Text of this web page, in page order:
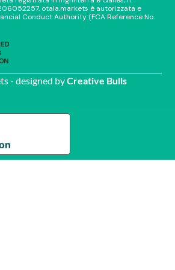
otala.markets è autorizzata e
Conduct Authority (FCA Reference No.
- designed byCreative Bulls
Choices